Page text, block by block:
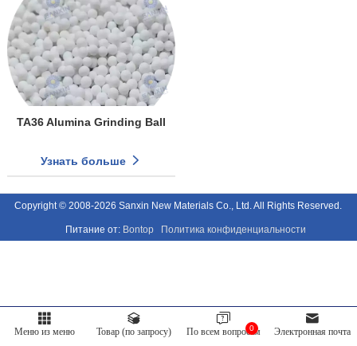
TA36 Alumina Grinding Ball
Узнать больше
Copyright © 2008-2026 Sanxin New Materials Co., Ltd. All Rights Reserved.
Питание от: Bontop Политика конфиденциальности
Меню из меню Товар (по запросу) 0
По всем вопросам Электронная почта